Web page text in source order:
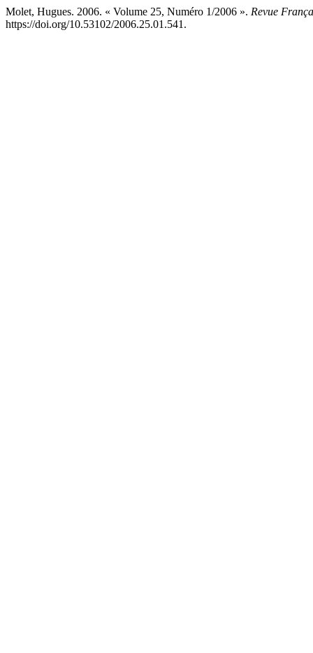
Molet, Hugues. 2006. « Volume 25, Numéro 1/2006 ». Revue
https://doi.org/10.53102/2006.25.01.541.